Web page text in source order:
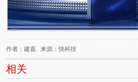
作者：建嘉 来源：快科技
相关